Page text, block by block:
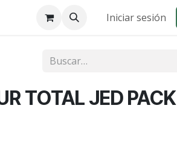
Iniciar sesión
TOTAL JED PACK